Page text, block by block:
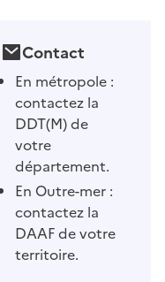
Contact
En métropole :
contactez la
DDT(M) de
votre
département.
En Outre-mer :
contactez la
DAAF de votre
territoire.